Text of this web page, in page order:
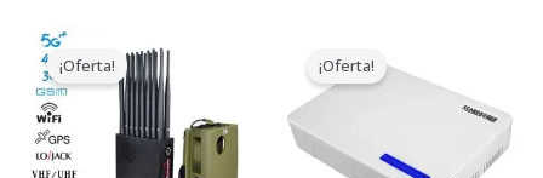
¡Oferta!
precio
original
era:
$1,539.00.$839.99.
¡Oferta!original
es:
$369.69.